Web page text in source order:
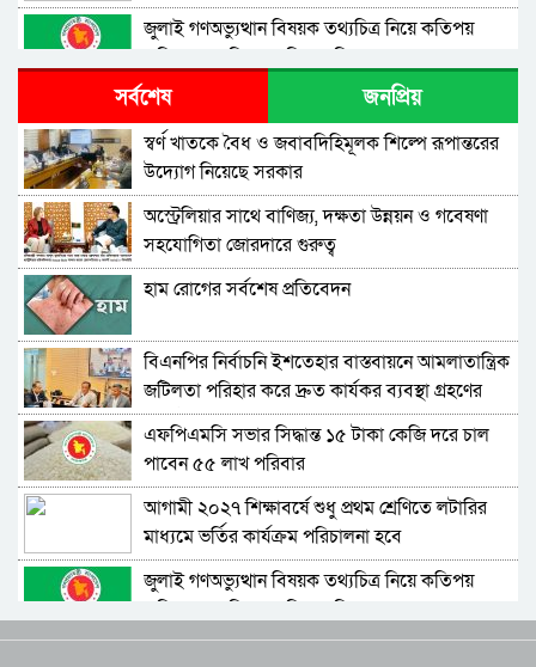
জুলাই গণঅভ্যুত্থান বিষয়ক তথ্যচিত্র নিয়ে কতিপয়
অভিযোগের বিষয়ে মুক্তিযুদ্ধ বিষয়ক মন্ত্রণালয়ের বক্তব্য
ঐক্যবদ্ধ জনগণ ও তরুণরাই পারবে দেশের যথাযথ
পরিবর্তন আনতে – সমাজকল্যাণ প্রতিমন্ত্রী
‘৩৬ জুলাই’ স্মারক উপলক্ষ্যে টেলিটকের বিশেষ Gen-
Z অফারে তরুণদের ব্যাপক সাড়া
বিশেষ চাহিদা সম্পন্ন ক্রীড়াবিদদের জন্য আন্তর্জাতিক
মানের টুর্নামেন্ট আয়োজন করা হবে -যুব ও ক্রীড়া
প্রতিমন্ত্রী
শিকলবিহীন গণতান্ত্রিক ব্যবস্থা প্রতিষ্ঠার জন্যই শিকল
ভেঙেছি আমরা -তথ্য ও সম্প্রচার মন্ত্রী
ভারপ্রাপ্ত রাষ্ট্রপতিকে শুভেচ্ছা ও অভিনন্দন জানালেন
বরিশাল-৫ আসনের সংসদ সদস্য অ্যাডভোকেট মো.
মজিবর রহমান সরোওয়ার
বিএনপির নির্বাচনী ইশতেহার বাস্তবায়নে আমলাতান্ত্রিক
জটিলতা পরিহার করে দ্রুত কার্যকর ব্যবস্থা গ্রহনের
নির্দেশ: জনপ্রশাসন উপদেষ্টা
রপ্তানি বন্ধ, স্বাভাবিক যাত্রী পারাপার
সর্বশেষ জনপ্রিয়
স্বর্ণ খাতকে বৈধ ও জবাবদিহিমূলক শিল্পে রূপান্তরের
উদ্যোগ নিয়েছে সরকার
অস্ট্রেলিয়ার সাথে বাণিজ্য, দক্ষতা উন্নয়ন ও গবেষণা
সহযোগিতা জোরদারে গুরুত্ব
হাম রোগের সর্বশেষ প্রতিবেদন
বিএনপির নির্বাচনি ইশতেহার বাস্তবায়নে আমলাতান্ত্রিক
জটিলতা পরিহার করে দ্রুত কার্যকর ব্যবস্থা গ্রহণের
নির্দেশ জনপ্রশাসন উপদেষ্টার
এফপিএমসি সভার সিদ্ধান্ত ১৫ টাকা কেজি দরে চাল
পাবেন ৫৫ লাখ পরিবার
আগামী ২০২৭ শিক্ষাবর্ষে শুধু প্রথম শ্রেণিতে লটারির
মাধ্যমে ভর্তির কার্যক্রম পরিচালনা হবে
জুলাই গণঅভ্যুত্থান বিষয়ক তথ্যচিত্র নিয়ে কতিপয়
অভিযোগের বিষয়ে মুক্তিযুদ্ধ বিষয়ক মন্ত্রণালয়ের বক্তব্য